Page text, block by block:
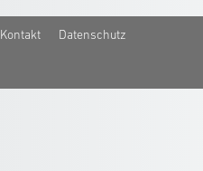
Kontakt Datenschutz